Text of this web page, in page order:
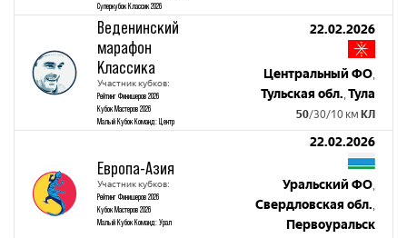
Суперкубок Классик 2026
Веденинский
марафон
Классика
Участник кубков:
Рейтинг Финишеров 2026
Кубок Мастеров 2026
Малый Кубок Команд: Центр
22.02.2026
Центральный ФО,
Тульская обл.,Тула
50/30/10 км КЛ
Европа-Азия
Участник кубков:
Рейтинг Финишеров 2026
Кубок Мастеров 2026
Малый Кубок Команд: Урал
22.02.2026
Уральский ФО,
Свердловская обл.,
Первоуральск